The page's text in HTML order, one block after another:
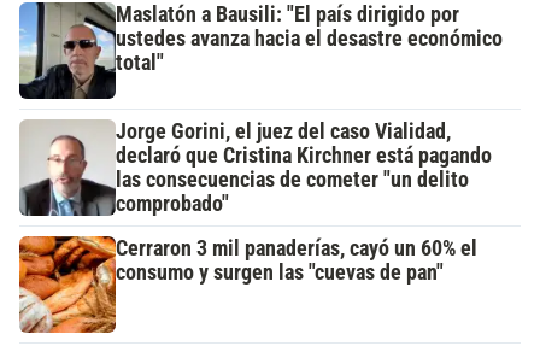
Maslatón a Bausili: "El país dirigido por
ustedes avanza hacia el desastre económico
total"
Jorge Gorini, el juez del caso Vialidad,
declaró que Cristina Kirchner está pagando
las consecuencias de cometer "un delito
comprobado"
Cerraron 3 mil panaderías, cayó un 60% el
consumo y surgen las "cuevas de pan"